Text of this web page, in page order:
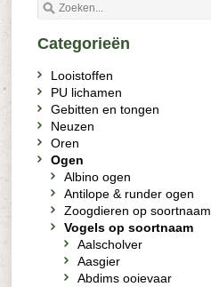
Categorieën
Looistoffen
PU lichamen
Gebitten en tongen
Neuzen
Oren
Ogen
Albino ogen
Antilope & runder ogen
Zoogdieren op soortnaam
Vogels op soortnaam
Aalscholver
Aasgier
Abdims ooievaar